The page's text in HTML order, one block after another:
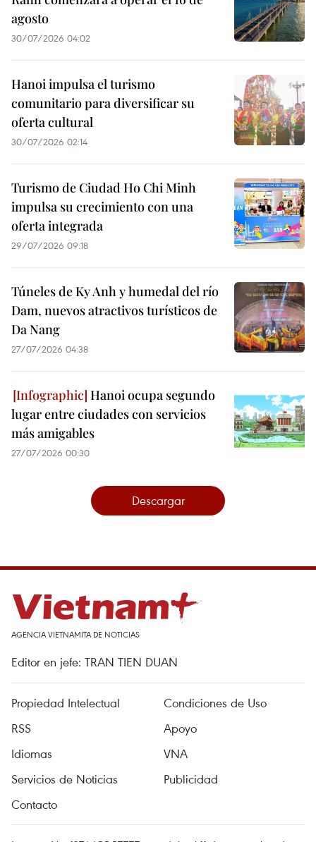
agosto
30/07/2026 04:02
Hanoi impulsa el turismo
comunitario para diversificar su
oferta cultural
30/07/2026 02:14
Turismo de Ciudad Ho Chi Minh
impulsa su crecimiento con una
oferta integrada
29/07/2026 09:18
Túneles de Ky Anh y humedal del río
Dam, nuevos atractivos turísticos de
Da Nang
27/07/2026 04:38
Hanoi ocupa segundo
lugar entre ciudades con servicios
más amigables
27/07/2026 00:30
Descargar
AGENCIA VIETNAMITA DE NOTICIAS
Editor en jefe: TRAN TIEN DUAN
Propiedad Intelectual
Condiciones de Uso
RSS
Apoyo
Idiomas
VNA
Servicios de Noticias
Publicidad
Contacto